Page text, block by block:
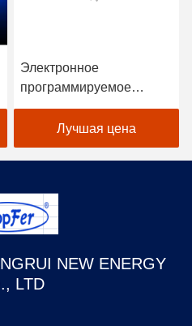
Электронное
программируемое
постоянное нагрузки
банка автоматическое
тестирование 40KHz
Лучшая цена
NEW ENERGY
LTD